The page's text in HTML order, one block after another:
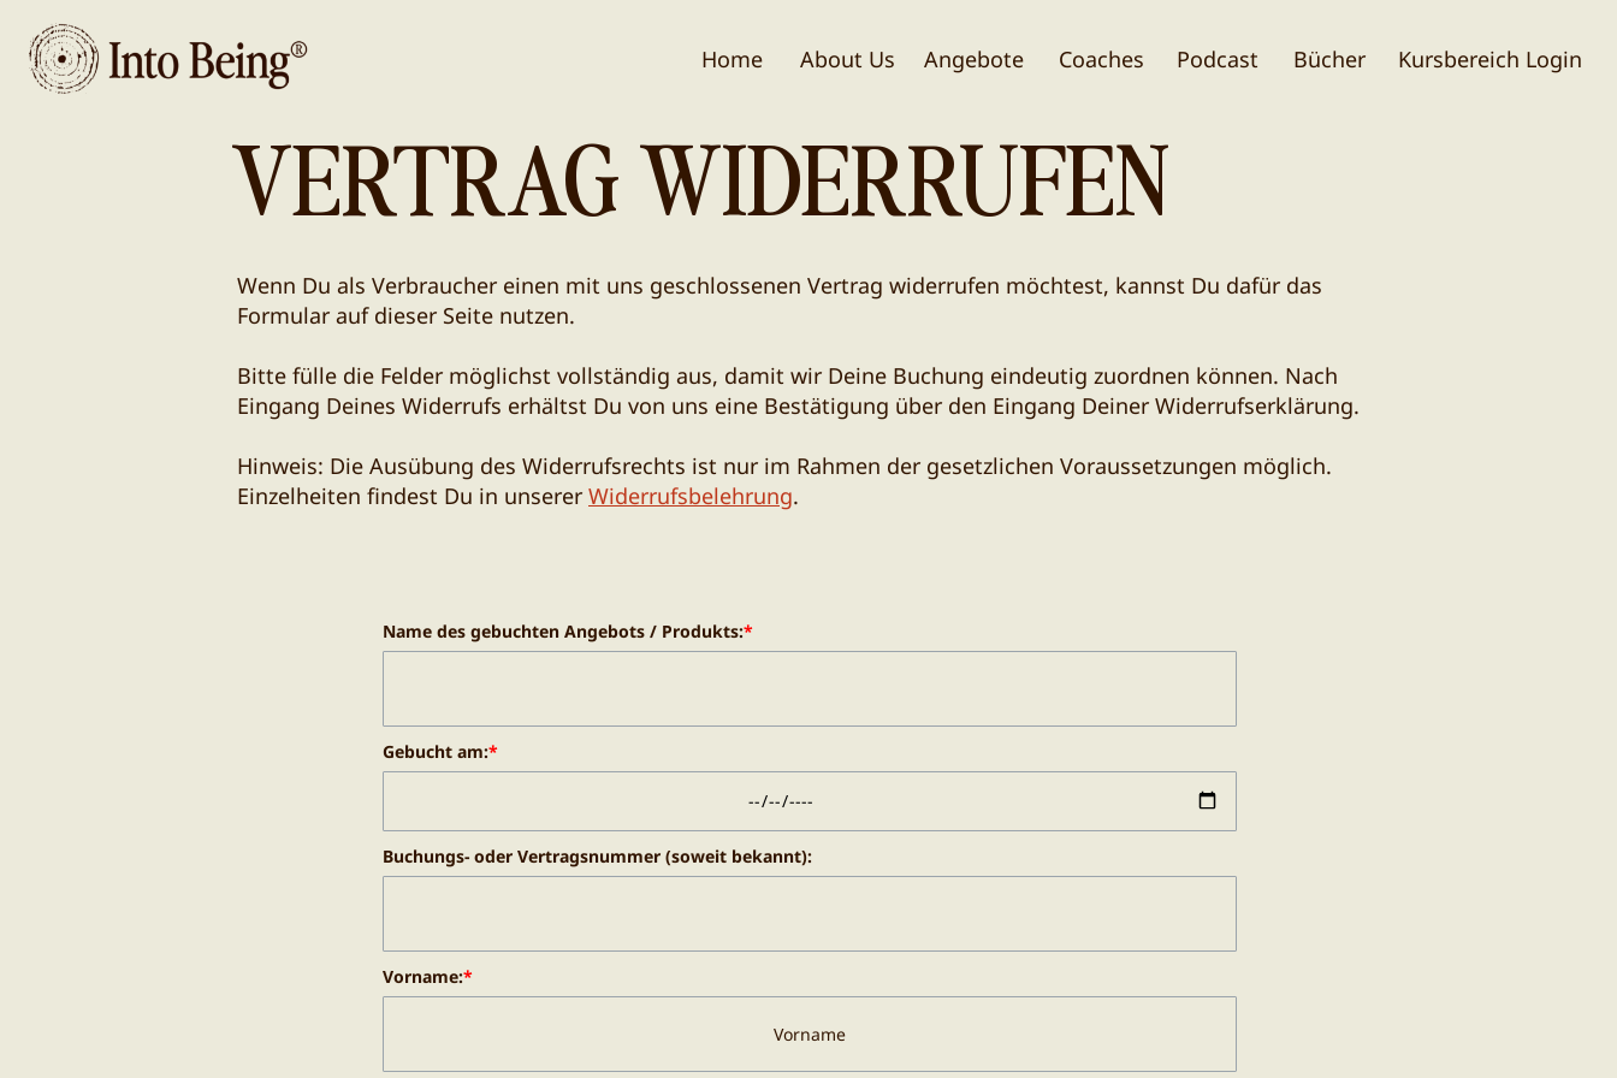
.
Home About Us Coaches
Angebote Podcast Bücher Kursbereich Login
VERTRAG WIDERRUFEN
Wenn Du als Verbraucher einen mit uns geschlossenen Vertrag widerrufen möchtest, kannst Du dafür das
Formular auf dieser Seite nutzen.
Bitte fülle die Felder möglichst vollständig aus, damit wir Deine Buchung eindeutig zuordnen können. Nach
Eingang Deines Widerrufs erhältst Du von uns eine Bestätigung über den Eingang Deiner Widerrufserklärung.
Hinweis: Die Ausübung des Widerrufsrechts ist nur im Rahmen der gesetzlichen Voraussetzungen möglich.
Einzelheiten findest Du in unserer Widerrufsbelehrung.
Name des gebuchten Angebots / Produkts:*
Gebucht am:*
Buchungs- oder Vertragsnummer (soweit bekannt):
Vorname:*